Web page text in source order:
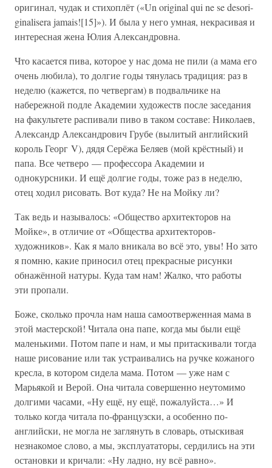
оригинал, чудак и стихоплёт («Un original qui ne se desori-
ginalisera jamais![15]»). И была у него умная, некрасивая и
интересная жена Юлия Александровна.
Что касается пива, которое у нас дома не пили (а мама его
очень любила), то долгие годы тянулась традиция: раз в
неделю (кажется, по четвергам) в подвальчике на
набережной подле Академии художеств после заседания
на факультете распивали пиво в таком составе: Николаев,
Александр Александрович Грубе (вылитый английский
король Георг V), дядя Серёжа Беляев (мой крёстный) и
папа. Все четверо — профессора Академии и
однокурсники. И ещё долгие годы, тоже раз в неделю,
отец ходил рисовать. Вот куда? Не на Мойку ли?
Так ведь и называлось: «Общество архитекторов на
Мойке», в отличие от «Общества архитекторов-
художников». Как я мало вникала во всё это, увы! Но зато
я помню, какие приносил отец прекрасные рисунки
обнажённой натуры. Куда там нам! Жалко, что работы
эти пропали.
Боже, сколько прочла нам наша самоотверженная мама в
этой мастерской! Читала она папе, когда мы были ещё
маленькими. Потом папе и нам, и мы притаскивали тогда
наше рисование или так устраивались на ручке кожаного
кресла, в котором сидела мама. Потом — уже нам с
Марьякой и Верой. Она читала совершенно неутомимо
долгими часами, «Ну ещё, ну ещё, пожалуйста…» И
только когда читала по-французски, а особенно по-
английски, не могла не заглянуть в словарь, отыскивая
незнакомое слово, а мы, эксплуататоры, сердились на эти
остановки и кричали: «Ну ладно, ну всё равно».